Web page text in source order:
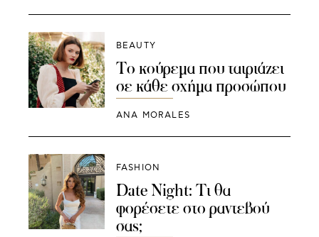
BEAUTY
Το κούρεμα που ταιριάζει
σε κάθε σχήμα προσώπου
ANA MORALES
FASHION
Date Night: Τι θα
φορέσετε στο ραντεβού
σας;